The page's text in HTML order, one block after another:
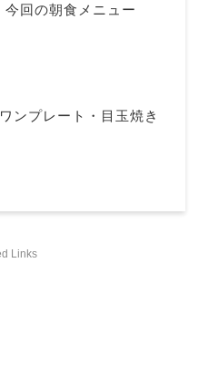
回の朝食メニュー
ンプレート・目玉焼き
Links